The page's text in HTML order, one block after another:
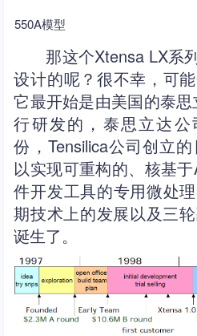
550A模型
那这个Xtensa LX系
设计的呢？很不幸，可
它最开始是由美国的泰
行研发的，泰思立达公
份，Tensilica公司创立
以实现可重构的、核基
件开发工具的专用微处
期技术上的发展以及三
诞生了。